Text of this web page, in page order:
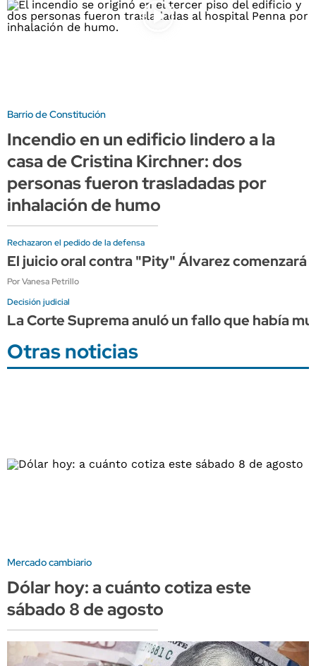
Barrio de Constitución
Incendio en un edificio lindero a la
casa de Cristina Kirchner: dos
personas fueron trasladadas por
inhalación de humo
Rechazaron el pedido de la defensa
El juicio oral contra "Pity" Álvarez comenzará
Por Vanesa Petrillo
Decisión judicial
La Corte Suprema anuló un fallo que había
Otras noticias
Mercado cambiario
Dólar hoy: a cuánto cotiza este
sábado 8 de agosto